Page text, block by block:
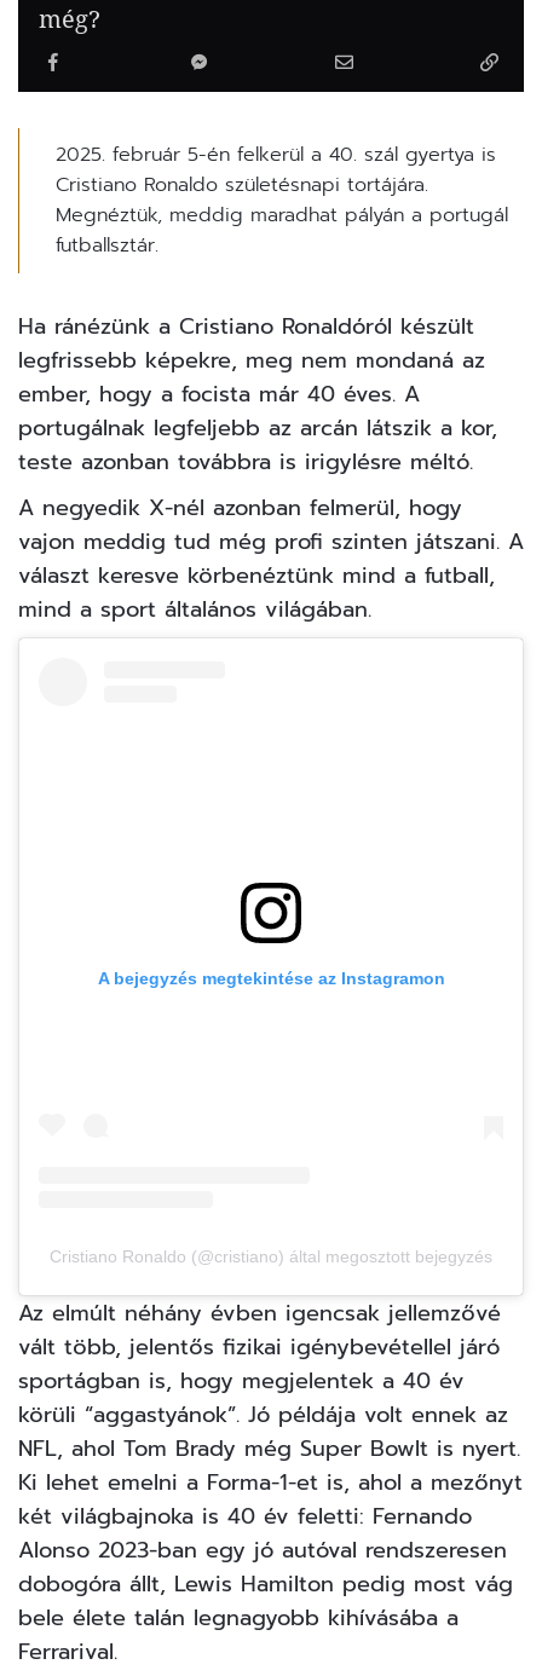
még?
2025. február 5-én felkerül a 40. szál gyertya is
Cristiano Ronaldo születésnapi tortájára.
Megnéztük, meddig maradhat pályán a portugál
futballsztár.
Ha ránézünk a Cristiano Ronaldóról készült
legfrissebb képekre, meg nem mondaná az
ember, hogy a focista már 40 éves. A
portugálnak legfeljebb az arcán látszik a kor,
teste azonban továbbra is irigylésre méltó.
A negyedik X-nél azonban felmerül, hogy
vajon meddig tud még profi szinten játszani. A
választ keresve körbenéztünk mind a futball,
mind a sport általános világában.
A bejegyzés megtekintése az Instagramon
Cristiano Ronaldo (@cristiano) által megosztott bejegyzés
Az elmúlt néhány évben igencsak jellemzővé
vált több, jelentős fizikai igénybevétellel járó
sportágban is, hogy megjelentek a 40 év
körüli “aggastyánok”. Jó példája volt ennek az
NFL, ahol Tom Brady még Super Bowlt is nyert.
Ki lehet emelni a Forma-1-et is, ahol a mezőnyt
két világbajnoka is 40 év feletti: Fernando
Alonso 2023-ban egy jó autóval rendszeresen
dobogóra állt, Lewis Hamilton pedig most vág
bele élete talán legnagyobb kihívásába a
Ferrarival.